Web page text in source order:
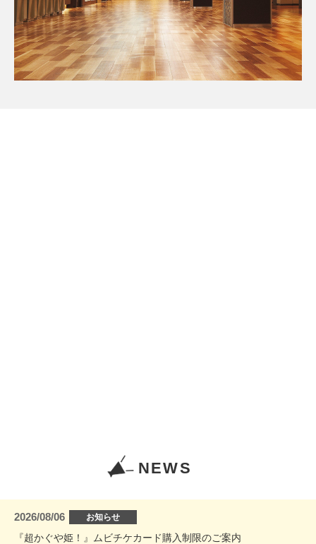
NEWS
2026/08/06 お知らせ
『超かぐや姫！』ムビチケカード購入制限のご案内